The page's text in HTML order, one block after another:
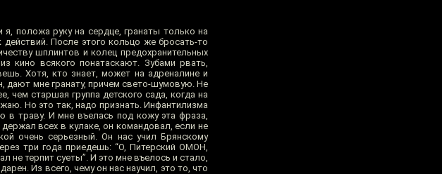
положа руку на сердце, гранаты только на
После этого кольцо же бросать-то
шплинтов и колец предохранительных
кино всякого понатаскают. Зубами рвать,
Хотя, кто знает, может на адреналине и
дают мне гранату, причем свето-шумовую. Не
старшая группа детского сада, когда на
Но это так, надо признать. Инфантилизма
траву. И мне въелась под кожу эта фраза,
всех в кулаке, он командовал, если не
очень серьезный. Он нас учил Брянскому
три года приедешь: “О, Питерский ОМОН,
не терпит суеты”. И это мне въелось и стало,
Из всего, чему он нас научил, это то, что